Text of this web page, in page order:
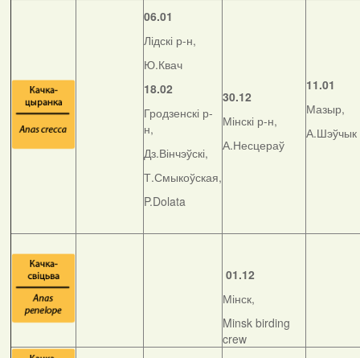
06.01
Лідскі р-н,
Ю.Квач
18.02
Гродзенскі р-
н,
Дз.Вінчэўскі,
Т.Смыкоўская,
P.Dolata
30.12
Мінскі р-н,
А.Несцераў
11.01
Мазыр,
А.Шэўчык
01.12
Мінск,
Minsk birding
crew